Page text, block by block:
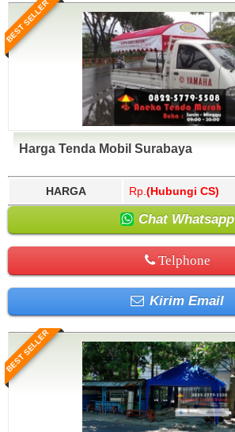
BEST SELLER
Harga Tenda Mobil Surabaya
HARGA Rp. (Hubungi CS)
Chat Whatsapp
Telphone
Kirim Email
BEST SELLER